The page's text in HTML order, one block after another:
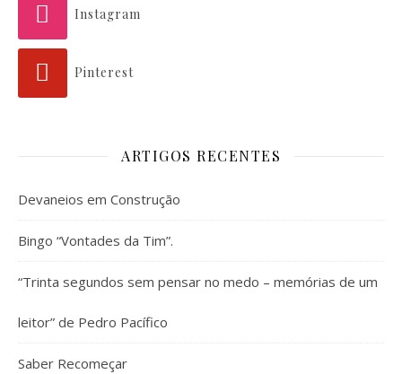
Instagram
Pinterest
ARTIGOS RECENTES
Devaneios em Construção
Bingo “Vontades da Tim”.
“Trinta segundos sem pensar no medo – memórias de um
leitor” de Pedro Pacífico
Saber Recomeçar